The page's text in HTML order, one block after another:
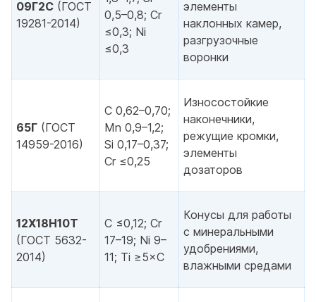
09Г2С (ГОСТ
19281-2014)
0,5–0,8; Cr
≤0,3; Ni
≤0,3
элементы
наклонных камер,
разгрузочные
воронки
65Г (ГОСТ
14959-2016)
С 0,62–0,70;
Mn 0,9–1,2;
Si 0,17–0,37;
Cr ≤0,25
Износостойкие
наконечники,
режущие кромки,
элементы
дозаторов
12Х18Н10Т
(ГОСТ 5632-
2014)
С ≤0,12; Cr
17–19; Ni 9–
11; Ti ≥5×C
Конусы для работы
с минеральными
удобрениями,
влажными средами